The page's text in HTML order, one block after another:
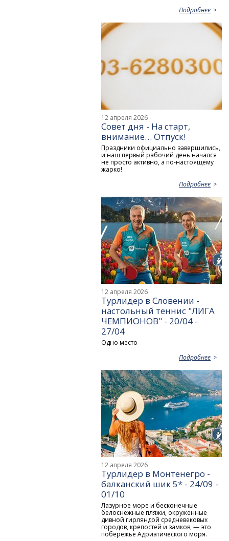
Подробнее
12 апреля 2026
Совет дня - На старт,
внимание… Отпуск!
Праздники официально завершились,
и наш первый рабочий день начался
не просто активно, а по-настоящему
жарко!
Подробнее
12 апреля 2026
Турлидер в Словении -
настольный теннис "ЛИГА
ЧЕМПИОНОВ" - 20/04 -
27/04
Одно место
Подробнее
12 апреля 2026
Турлидер в Монтенегро -
балканский шик 5* - 24/09 -
01/10
Лазурное море и бесконечные
белоснежные пляжи, окруженные
дивной гирляндой средневековых
городов, крепостей и замков, — это
побережье Адриатического моря.